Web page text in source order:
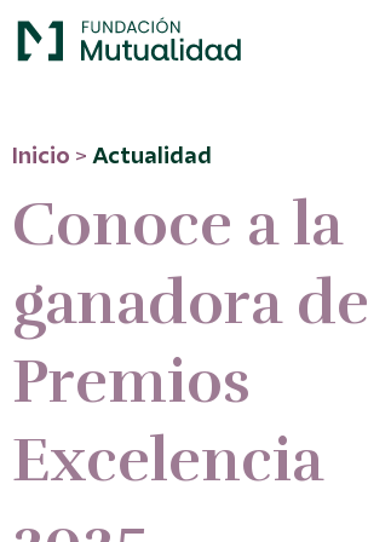
Inicio > Actualidad
Conoce a la
ganadora de
Premios
Excelencia